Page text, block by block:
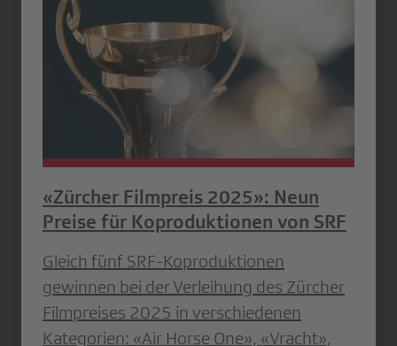
«Zürcher Filmpreis 2025»: Neun
Preise für Koproduktionen von SRF
Gleich fünf SRF-Koproduktionen
gewinnen bei der Verleihung des Zürcher
Filmpreises 2025 in verschiedenen
Kategorien: «Air Horse One», «Vracht»,